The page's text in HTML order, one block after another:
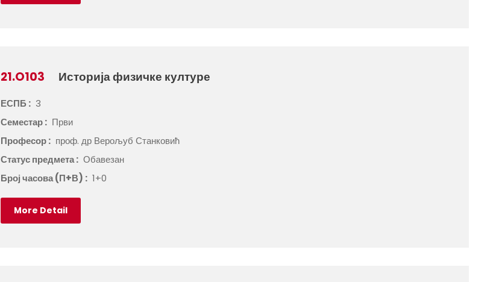
21.O103 Историја физичке културе
ЕСПБ : 3
Семестар : Први
Професор : проф. др Верољуб Станковић
Статус предмета : Обавезан
Број часова (П+В) : 1+0
More Detail